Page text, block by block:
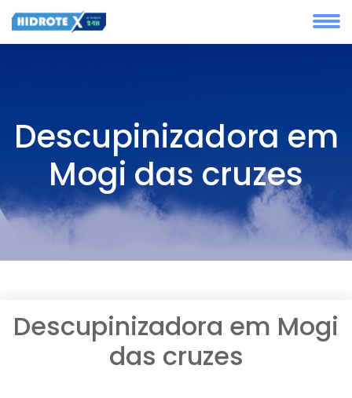
Descupinizadora em
Mogi das cruzes
Descupinizadora em Mogi
das cruzes